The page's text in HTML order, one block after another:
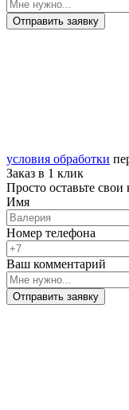
Отправить заявку
условия обработки
Заказ в 1 клик
Просто оставьте
Имя
Номер телефона
Ваш комментарий
Отправить заявку